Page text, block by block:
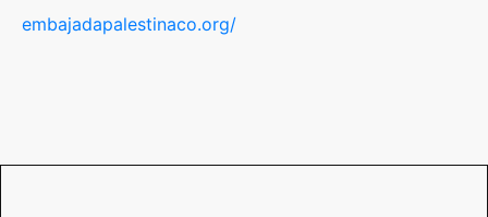
embajadapalestinaco.org/